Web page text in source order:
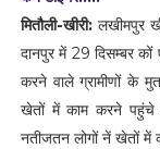
मितौली-खीरी:लखीमपुर
दानपुर में 29 दिसम्बर
करने वाले ग्रामीणों के
खेतों में काम करने पहुंचे
नतीजतन लोगों नें खेतों में